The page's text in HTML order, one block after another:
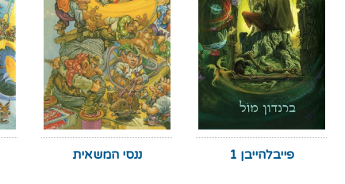
פייבלהייבן 1 ננסי המשאית